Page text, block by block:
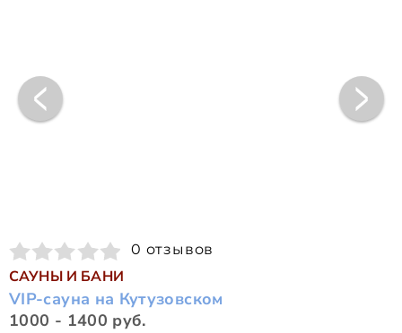
0 отзывов
САУНЫ И БАНИ
VIP-сауна на Кутузовском
1000 - 1400 руб.